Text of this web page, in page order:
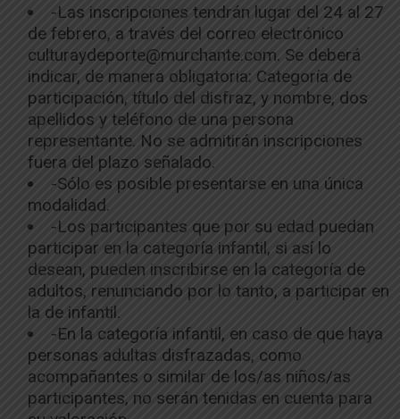
-Las inscripciones tendrán lugar del 24 al 27
de febrero, a través del correo electrónico
culturaydeporte@murchante.com. Se deberá
indicar, de manera obligatoria: Categoría de
participación, título del disfraz, y nombre, dos
apellidos y teléfono de una persona
representante. No se admitirán inscripciones
fuera del plazo señalado.
-Sólo es posible presentarse en una única
modalidad.
-Los participantes que por su edad puedan
participar en la categoría infantil, si así lo
desean, pueden inscribirse en la categoría de
adultos, renunciando por lo tanto, a participar en
la de infantil.
-En la categoría infantil, en caso de que haya
personas adultas disfrazadas, como
acompañantes o similar de los/as niños/as
participantes, no serán tenidas en cuenta para